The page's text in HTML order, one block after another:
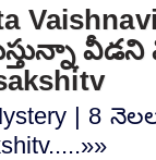
వీడని
| 8